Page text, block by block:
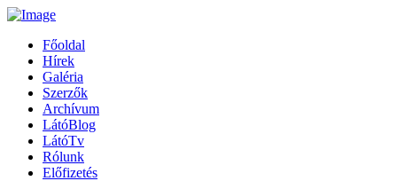
Főoldal
Hírek
Galéria
Szerzők
Archívum
LátóBlog
LátóTv
Rólunk
Előfizetés